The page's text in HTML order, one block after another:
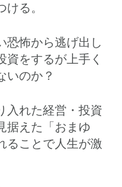
る。
恐怖から逃げ出し
資をするが上手く
いのか？
入れた経営・投資
据えた「おまゆ
ることで人生が激